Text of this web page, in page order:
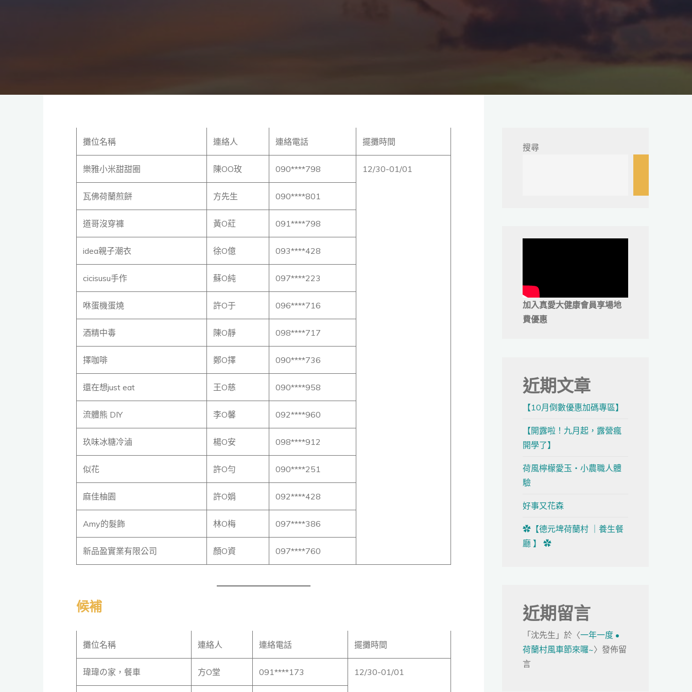
攤位名稱 連絡人 連絡電話 擺攤時間
樂雅小米甜甜圈 陳OO玫 090****798 12/30-01/01
瓦佛荷蘭煎餅 方先生 090****801
道哥沒穿褲 黃O葒 091****798
idea親子潮衣 徐O億 093****428
cicisusu手作 蘇O純 097****223
咻蛋機蛋燒 許O于 096****716
酒精中毒 陳O靜 098****717
擇咖啡 鄭O擇 090****736
還在想just eat 王O慈 090****958
流體熊 DIY 李O馨 092****960
玖味冰糖冷滷 楊O安 098****912
似花 許O勻 090****251
麻佳柚園 許O娟 092****428
Amy的髮飾 林O梅 097****386
新品盈實業有限公司 顏O資 097****760
候補
攤位名稱 連絡人 連絡電話 擺攤時間
瑋瑋の家，餐車 方O堂 091****173 12/30-01/01
搜尋
加入真愛大健康會員享場地
費優惠
近期文章
【10月倒數優惠加碼專區】
【開露啦！九月起，露營瘋
開學了】
荷風檸檬愛玉・小農職人體
驗
好事又花森
✿【德元埤荷蘭村 ｜養生餐
廳 】 ✿
近期留言
「沈先生 」於〈一年一度 •
荷蘭村風車節來囉~〉發佈留
言